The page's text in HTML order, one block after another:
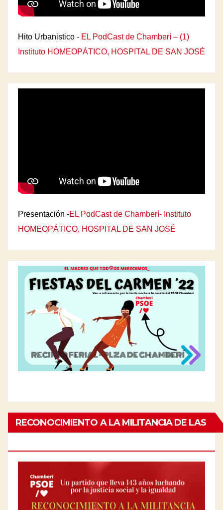
Hito Urbanistico - EL PodCast de Chamberí – (1)
Instituto HOMEOPÁTICO, HOSPITAL DE SAN JOSÉ
Presentación -EL PodCast de Chamberí- Instituto
HOMEOPÁTICO, HOSPITAL DE SAN JOSÉ
RECONOCIMIENTO A LA MILITANCIA DE LAS